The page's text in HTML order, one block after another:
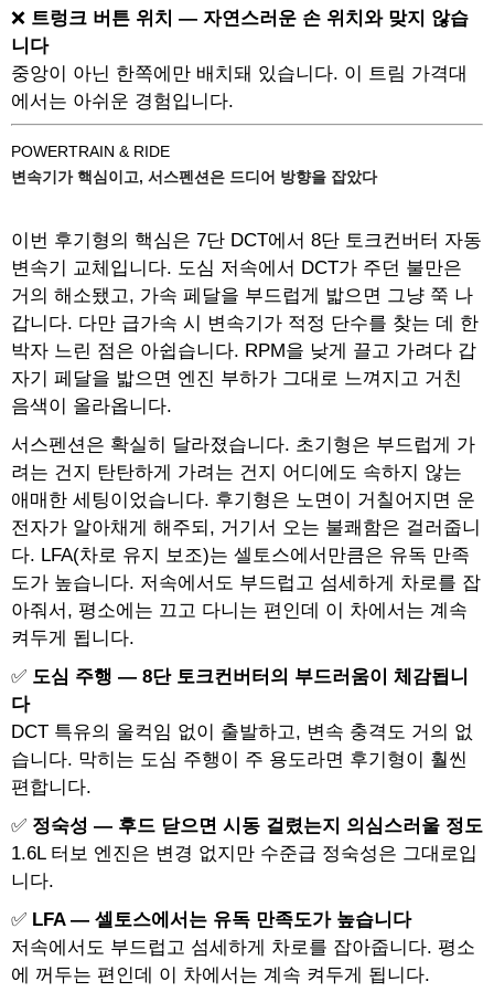
❌ 트렁크 버튼 위치 — 자연스러운 손 위치와 맞지 않습
니다
중앙이 아닌 한쪽에만 배치돼 있습니다. 이 트림 가격대
에서는 아쉬운 경험입니다.
POWERTRAIN & RIDE
변속기가 핵심이고, 서스펜션은 드디어 방향을 잡았다
이번 후기형의 핵심은 7단 DCT에서 8단 토크컨버터 자동
변속기 교체입니다. 도심 저속에서 DCT가 주던 불만은
거의 해소됐고, 가속 페달을 부드럽게 밟으면 그냥 쭉 나
갑니다. 다만 급가속 시 변속기가 적정 단수를 찾는 데 한
박자 느린 점은 아쉽습니다. RPM을 낮게 끌고 가려다 갑
자기 페달을 밟으면 엔진 부하가 그대로 느껴지고 거친
음색이 올라옵니다.
서스펜션은 확실히 달라졌습니다. 초기형은 부드럽게 가
려는 건지 탄탄하게 가려는 건지 어디에도 속하지 않는
애매한 세팅이었습니다. 후기형은 노면이 거칠어지면 운
전자가 알아채게 해주되, 거기서 오는 불쾌함은 걸러줍니
다. LFA(차로 유지 보조)는 셀토스에서만큼은 유독 만족
도가 높습니다. 저속에서도 부드럽고 섬세하게 차로를 잡
아줘서, 평소에는 끄고 다니는 편인데 이 차에서는 계속
켜두게 됩니다.
✅ 도심 주행 — 8단 토크컨버터의 부드러움이 체감됩니
다
DCT 특유의 울컥임 없이 출발하고, 변속 충격도 거의 없
습니다. 막히는 도심 주행이 주 용도라면 후기형이 훨씬
편합니다.
✅ 정숙성 — 후드 닫으면 시동 걸렸는지 의심스러울 정도
1.6L 터보 엔진은 변경 없지만 수준급 정숙성은 그대로입
니다.
✅ LFA — 셀토스에서는 유독 만족도가 높습니다
저속에서도 부드럽고 섬세하게 차로를 잡아줍니다. 평소
에 꺼두는 편인데 이 차에서는 계속 켜두게 됩니다.